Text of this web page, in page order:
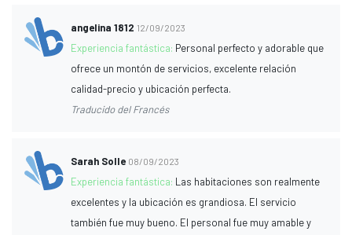
angelina 1812 12/09/2023
Experiencia fantástica: Personal perfecto y adorable que
ofrece un montón de servicios, excelente relación
calidad-precio y ubicación perfecta.
Traducido del Francés
Sarah Solle 08/09/2023
Experiencia fantástica: Las habitaciones son realmente
excelentes y la ubicación es grandiosa. El servicio
también fue muy bueno. El personal fue muy amable y